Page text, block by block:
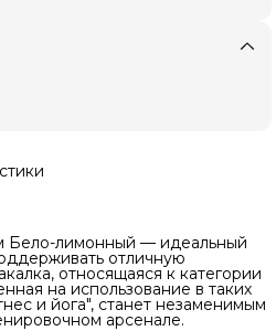
Бело-лимонный — идеальный
отличную
относящаяся к категории
на использование в таких
и йога", станет незаменимым
арсенале.